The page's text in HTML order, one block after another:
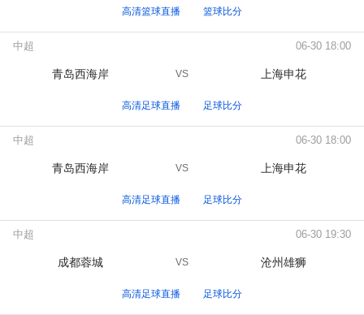
高清篮球直播 篮球比分
中超 06-30 18:00
青岛西海岸 VS 上海申花
高清足球直播 足球比分
中超 06-30 18:00
青岛西海岸 VS 上海申花
高清足球直播 足球比分
中超 06-30 19:30
成都蓉城 VS 沧州雄狮
高清足球直播 足球比分